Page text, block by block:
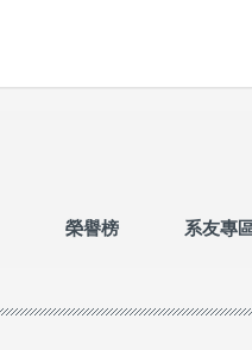
榮譽榜 系友專